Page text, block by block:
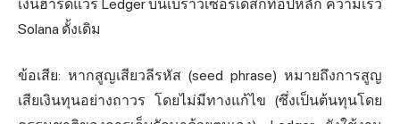
เงินฮาร์ดแวร์ Ledger บนเบราว์เซอร์เดสก์ท็อปหลัก ความเร็ว
Solana ดั้งเดิม
ข้อเสีย: หากสูญเสียวลีรหัส (seed phrase) หมายถึงการสูญ
เสียเงินทุนอย่างถาวร โดยไม่มีทางแก้ไข (ซึ่งเป็นต้นทุนโดย